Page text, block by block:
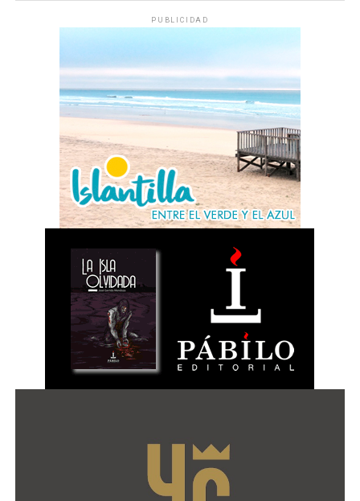
PUBLICIDAD